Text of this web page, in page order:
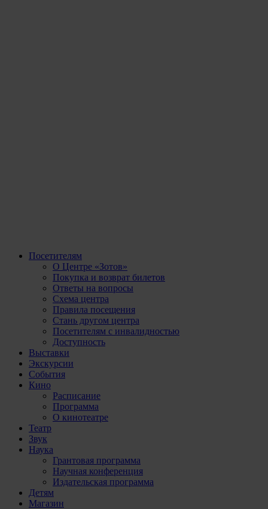
Посетителям
О Центре «Зотов»
Покупка и возврат билетов
Ответы на вопросы
Схема центра
Правила посещения
Стань другом центра
Посетителям с инвалидностью
Доступность
Выставки
Экскурсии
События
Кино
Расписание
Программа
О кинотеатре
Театр
Звук
Наука
Грантовая программа
Научная конференция
Издательская программа
Детям
Магазин